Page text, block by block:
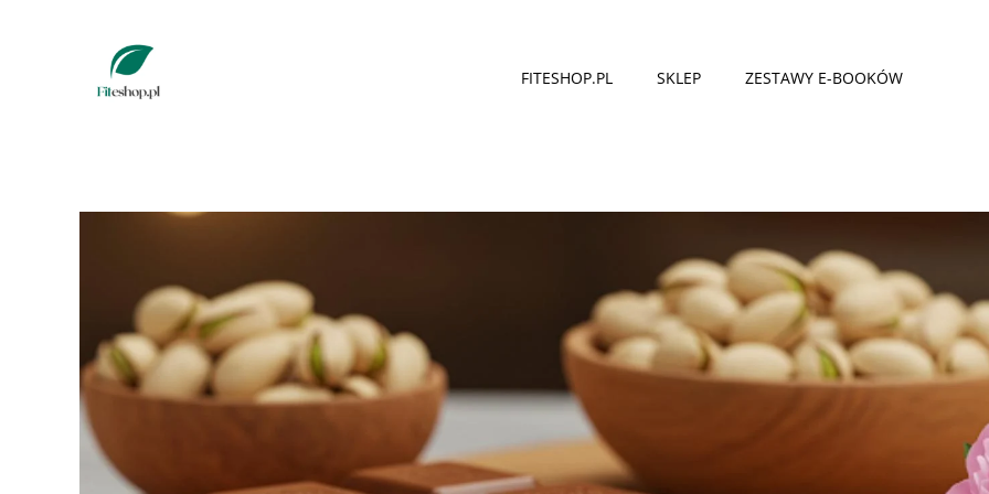
FITESHOP.PL SKLEP ZESTAWY E-BOOKÓW